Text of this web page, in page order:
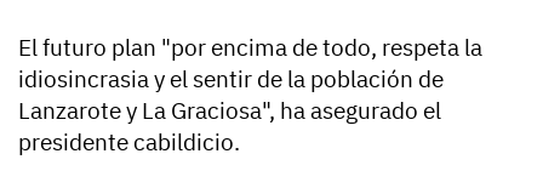
El futuro plan "por encima de todo, respeta la
idiosincrasia y el sentir de la población de
Lanzarote y La Graciosa", ha asegurado el
presidente cabildicio.